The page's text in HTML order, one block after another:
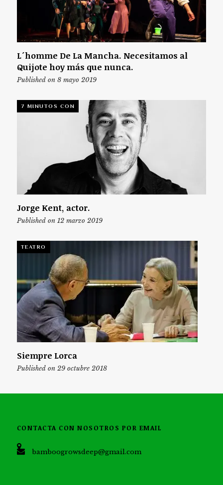
L´homme De La Mancha. Necesitamos al
Quijote hoy más que nunca.
Published on 8 mayo 2019
7 MINUTOS CON
Jorge Kent, actor.
Published on 12 marzo 2019
TEATRO
Siempre Lorca
Published on 29 octubre 2018
CONTACTA CON NOSOTROS POR EMAIL
bamboogrowsdeep@gmail.com